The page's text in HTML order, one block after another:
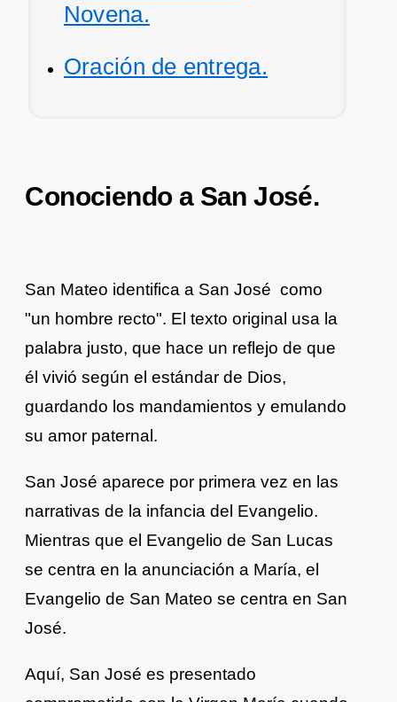
Novena.
Oración de entrega.
Conociendo a San José.
San Mateo identifica a San José como
"un hombre recto". El texto original usa la
palabra justo, que hace un reflejo de que
él vivió según el estándar de Dios,
guardando los mandamientos y emulando
su amor paternal.
San José aparece por primera vez en las
narrativas de la infancia del Evangelio.
Mientras que el Evangelio de San Lucas
se centra en la anunciación a María, el
Evangelio de San Mateo se centra en San
José.
Aquí, San José es presentado